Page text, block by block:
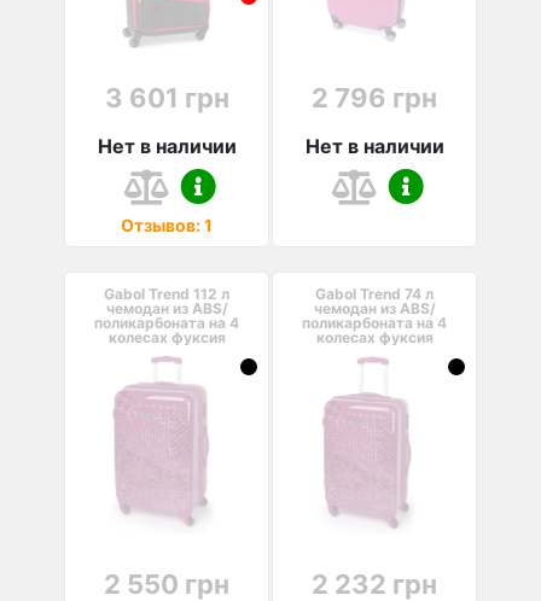
3 601 грн
Нет в наличии
Отзывов: 1
2 796 грн
Нет в наличии
Gabol Trend 112 л
чемодан из ABS/
поликарбоната на 4
колесах фуксия
2 550 грн
Gabol Trend 74 л
чемодан из ABS/
поликарбоната на 4
колесах фуксия
2 232 грн